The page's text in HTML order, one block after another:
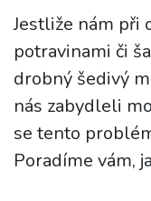
Jestliže nám při
potravinami či
drobný šedivý
nás zabydleli
se tento
Poradíme vám,